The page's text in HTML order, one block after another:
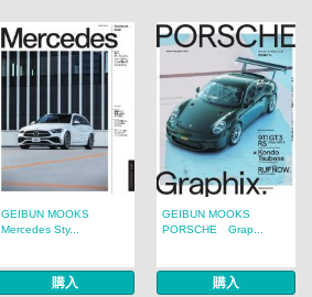
GEIBUN MOOKS
Mercedes Sty...
購入
GEIBUN MOOKS
PORSCHE Grap...
購入